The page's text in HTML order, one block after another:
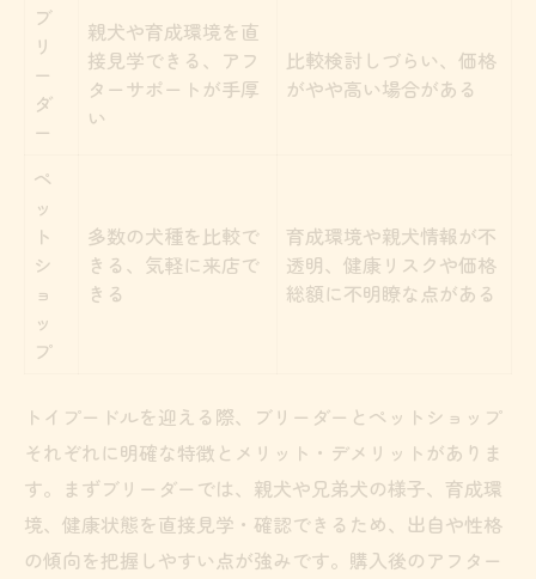
ブ
リ
ー
ダ
ー
親犬や育成環境を直
接見学できる、アフ
ターサポートが手厚
い
比較検討しづらい、価格
がやや高い場合がある
ペ
ッ
ト
シ
ョ
ッ
プ
多数の犬種を比較で
きる、気軽に来店で
きる
育成環境や親犬情報が不
透明、健康リスクや価格
総額に不明瞭な点がある
トイプードルを迎える際、ブリーダーとペットショップ
それぞれに明確な特徴とメリット・デメリットがありま
す。まずブリーダーでは、親犬や兄弟犬の様子、育成環
境、健康状態を直接見学・確認できるため、出自や性格
の傾向を把握しやすい点が強みです。購入後のアフター